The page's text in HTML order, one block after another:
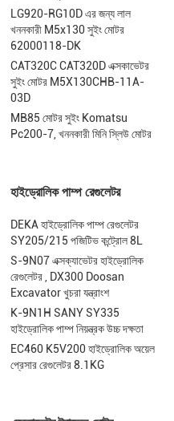
LG920-RG10D এর জন্য লাল
খননকারী M5x130 সুইং মোটর
62000118-DK
CAT320C CAT320D এক্সকাভেটর
সুইং মোটর M5X130CHB-11A-
03D
MB85 মোটর সুইং Komatsu
Pc200-7, খননকারী মিনি স্লিউ মোটর
হাইড্রোলিক পাম্প রেগুলেটর
DEKA হাইড্রোলিক পাম্প রেগুলেটর
SY205/215 পজিটিভ কন্ট্রোল 8L
S-9N07 এক্সক্যাভেটর হাইড্রোলিক
রেগুলেটর , DX300 Doosan
Excavator খুচরা যন্ত্রাংশ
K-9N1H SANY SY335
হাইড্রোলিক পাম্প নিয়ন্ত্রক উচ্চ দক্ষতা
EC460 K5V200 হাইড্রোলিক অয়েল
প্রেসার রেগুলেটর 8.1KG